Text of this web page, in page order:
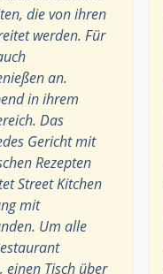
die von ihren
werden. Für
an.
in ihrem
Das
Gericht mit
Rezepten
Street Kitchen
mit
Um alle
einen Tisch über